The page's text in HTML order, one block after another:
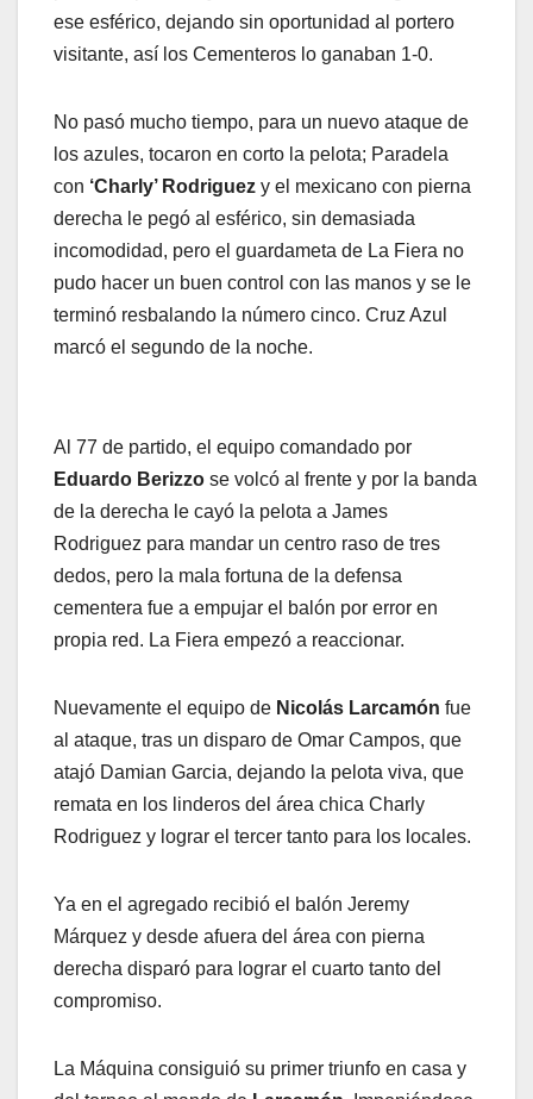
ese esférico, dejando sin oportunidad al portero
visitante, así los Cementeros lo ganaban 1-0.
No pasó mucho tiempo, para un nuevo ataque de
los azules, tocaron en corto la pelota; Paradela
con ‘Charly’ Rodriguez y el mexicano con pierna
derecha le pegó al esférico, sin demasiada
incomodidad, pero el guardameta de La Fiera no
pudo hacer un buen control con las manos y se le
terminó resbalando la número cinco. Cruz Azul
marcó el segundo de la noche.
Al 77 de partido, el equipo comandado por
Eduardo Berizzo se volcó al frente y por la banda
de la derecha le cayó la pelota a James
Rodriguez para mandar un centro raso de tres
dedos, pero la mala fortuna de la defensa
cementera fue a empujar el balón por error en
propia red. La Fiera empezó a reaccionar.
Nuevamente el equipo de Nicolás Larcamón fue
al ataque, tras un disparo de Omar Campos, que
atajó Damian Garcia, dejando la pelota viva, que
remata en los linderos del área chica Charly
Rodriguez y lograr el tercer tanto para los locales.
Ya en el agregado recibió el balón Jeremy
Márquez y desde afuera del área con pierna
derecha disparó para lograr el cuarto tanto del
compromiso.
La Máquina consiguió su primer triunfo en casa y